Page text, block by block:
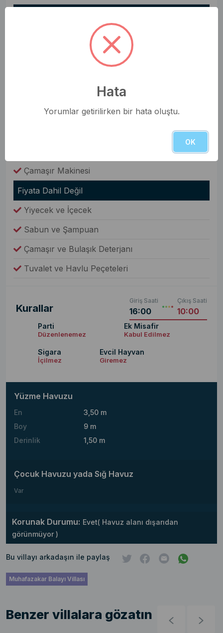
Saç Kurutma Makinesi
Genel Olanaklar
Çamaşır Makinesi
Fiyata Dahil Değil
Yiyecek ve İçecek
Sabun ve Şampuan
Çamaşır ve Bulaşık Deterjanı
Tuvalet ve Havlu Peçeteleri
Kurallar
Giriş Saati
16:00
Çıkış Saati
10:00
Parti
Düzenlenemez
Ek Misafir
Kabul Edilmez
Sigara
İçilmez
Evcil Hayvan
Giremez
Yüzme Havuzu
En
3,50 m
Boy
9 m
Derinlik
1,50 m
Çocuk Havuzu yada Sığ Havuz
Var
Korunak Durumu: Evet( Havuz alanı dışarıdan
görünmüyor )
Bu villayı arkadaşın ile paylaş
Muhafazakar Balayı Villası
Benzer villalara gözatın
Hata
Yorumlar getirilirken bir hata oluştu.
OK